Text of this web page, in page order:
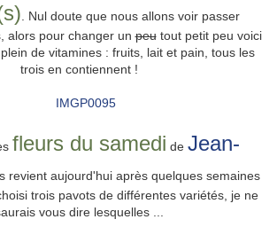
. Nul doute que nous allons voir passer
alors pour changer unpeutout petit peu voici
de vitamines : fruits, lait et pain, tous les
trois en contiennent !
fleurs du samedi de Jean-
revient aujourd'hui après quelques semaines
trois pavots de différentes variétés, je ne
vous dire lesquelles ...